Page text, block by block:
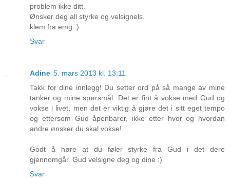
problem ikke ditt.
Ønsker deg all styrke og velsignels.
klem fra emg :)
Svar
Adine 5. mars 2013 kl. 13:11
Takk for dine innlegg! Du setter ord på så mange av mine
tanker og mine spørsmål. Det er fint å vokse med Gud og
vokse i livet, men det er viktig å gjøre det i sitt eget tempo
og ettersom Gud åpenbarer, ikke etter hvor og hvordan
andre ønsker du skal vokse!
Godt å høre at du føler styrke fra Gud i det dere
gjennomgår. Gud velsigne deg og dine :)
Svar